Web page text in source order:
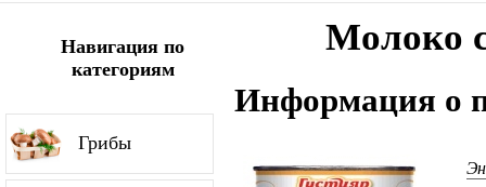
Навигация по
категориям
Грибы
Молоко
Информация о